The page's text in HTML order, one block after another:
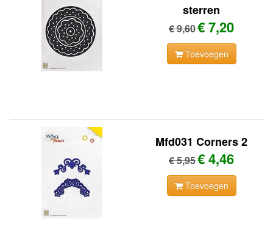
sterren
€ 9,60€ 7,20
Toevoegen
Mfd031 Corners 2
€ 5,95€ 4,46
Toevoegen